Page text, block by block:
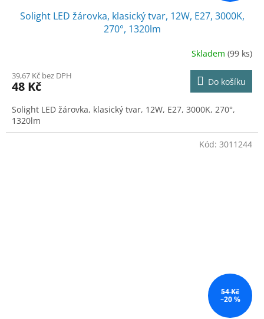
Solight LED žárovka, klasický tvar, 12W, E27, 3000K,
270°, 1320lm
Skladem (99 ks)
39,67 Kč bez DPH
48 Kč Do košíku
Solight LED žárovka, klasický tvar, 12W, E27, 3000K, 270°,
1320lm
54 Kč
–20 %
Kód: 3011244